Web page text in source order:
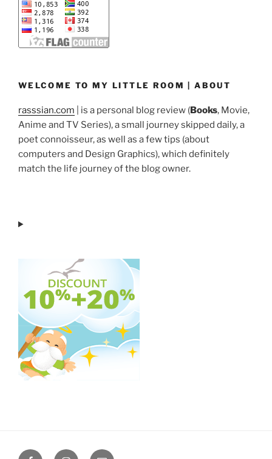
WELCOME TO MY LITTLE ROOM | ABOUT
rasssian.com | is a personal blog review (Books, Movie,
Anime and TV Series), a small journey skipped daily, a
poet connoisseur, as well as a few tips (about
computers and Design Graphics), which definitely
match the life journey of the blog owner.
FacebookInstagramEmail